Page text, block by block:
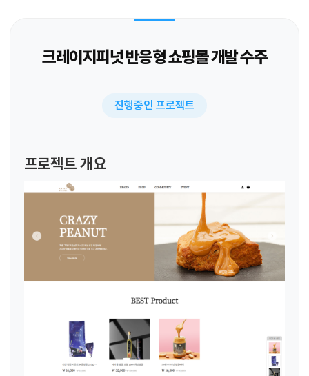
크레이지피넛 반응형 쇼핑몰 개발 수주
진행중인 프로젝트
프로젝트 개요